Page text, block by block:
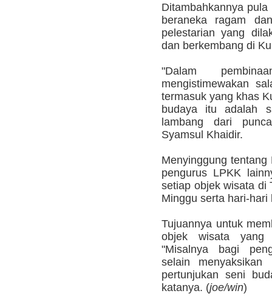
Ditambahkannya
beraneka ragam
pelestarian yang
dan berkembang di
"Dalam
mengistimewakan
termasuk yang khas
budaya itu adalah
lambang dari
Syamsul Khaidir.
Menyinggung
pengurus LPKK
setiap objek wisata di
Minggu serta hari-hari
Tujuannya untuk
objek wisata yang
"Misalnya bagi
selain
pertunjukan seni
katanya. (joe/win)